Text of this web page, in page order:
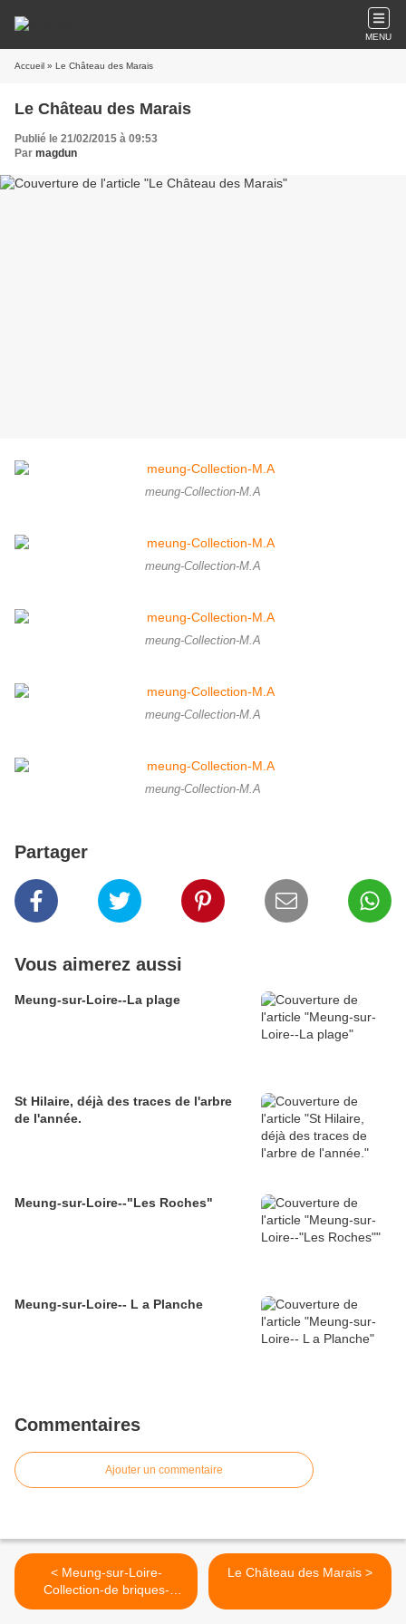
MENU
Accueil » Le Château des Marais
Le Château des Marais
Publié le 21/02/2015 à 09:53
Par magdun
meung-Collection-M.A
meung-Collection-M.A
meung-Collection-M.A
meung-Collection-M.A
meung-Collection-M.A
Partager
Vous aimerez aussi
Meung-sur-Loire--La plage
St Hilaire, déjà des traces de l'arbre
de l'année.
Meung-sur-Loire--"Les Roches"
Meung-sur-Loire-- L a Planche
Commentaires
Ajouter un commentaire
< Meung-sur-Loire-
Collection-de briques-
chauffeuses...
Le Château des Marais >